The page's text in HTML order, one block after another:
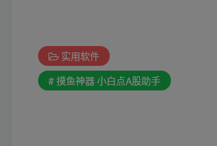
实用软件
# 摸鱼神器 小白点A股助手